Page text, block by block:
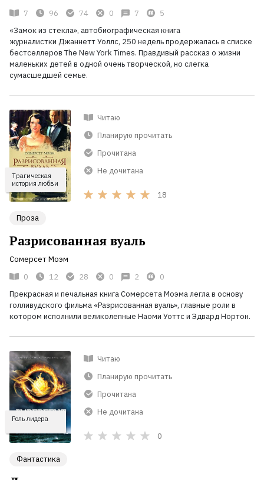
7
96 74 0 7
5
«Замок из стекла», автобиографическая книга
журналистки Джаннетт Уоллс, 250 недель продержалась в списке
бестселлеров The New York Times. Правдивый рассказ о жизни
маленьких детей в одной очень творческой, но слегка
сумасшедшей семье.
Трагическая
история любви
Читаю
Планирую прочитать
Прочитана
Не дочитана
18
Проза
Разрисованная вуаль
Сомерсет Моэм
0
12 28 0 2
0
Прекрасная и печальная книга Сомерсета Моэма легла в основу
голливудского фильма «Разрисованная вуаль», главные роли в
котором исполнили великолепные Наоми Уоттс и Эдвард Нортон.
Роль лидера
Читаю
Планирую прочитать
Прочитана
Не дочитана
0
Фантастика